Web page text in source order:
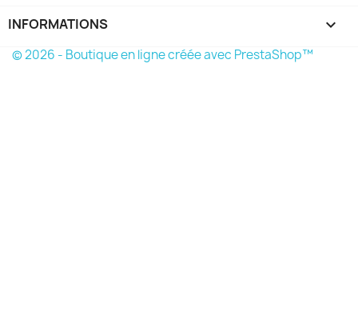
INFORMATIONS keyboard_arrow_down
© 2026 - Boutique en ligne créée avec PrestaShop™